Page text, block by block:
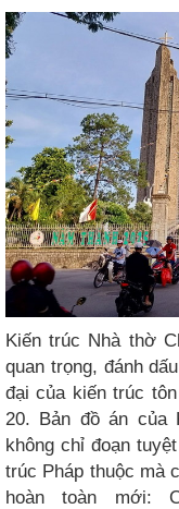
Kiến trúc Nhà thờ
quan trọng, đánh
đại của kiến trúc
20. Bản đồ án của
không chỉ đoạn
trúc Pháp thuộc mà
hoàn toàn mới: